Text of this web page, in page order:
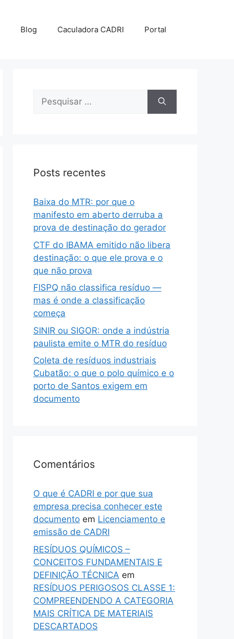
Blog Caculadora CADRI Portal
Posts recentes
Baixa do MTR: por que o
manifesto em aberto derruba a
prova de destinação do gerador
CTF do IBAMA emitido não libera
destinação: o que ele prova e o
que não prova
FISPQ não classifica resíduo —
mas é onde a classificação
começa
SINIR ou SIGOR: onde a indústria
paulista emite o MTR do resíduo
Coleta de resíduos industriais
Cubatão: o que o polo químico e o
porto de Santos exigem em
documento
Comentários
O que é CADRI e por que sua
empresa precisa conhecer este
documento em Licenciamento e
emissão de CADRI
RESÍDUOS QUÍMICOS –
CONCEITOS FUNDAMENTAIS E
DEFINIÇÃO TÉCNICA em
RESÍDUOS PERIGOSOS CLASSE 1:
COMPREENDENDO A CATEGORIA
MAIS CRÍTICA DE MATERIAIS
DESCARTADOS